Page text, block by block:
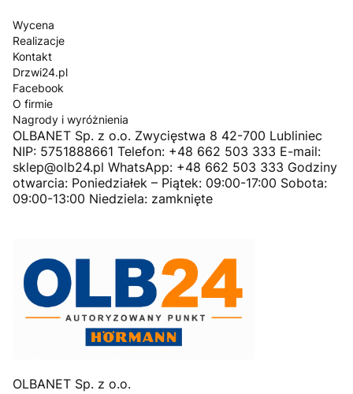
Wycena
Realizacje
Kontakt
Drzwi24.pl
Facebook
O firmie
Nagrody i wyróżnienia
OLBANET Sp. z o.o. Zwycięstwa 8 42-700 Lubliniec
NIP: 5751888661 Telefon: +48 662 503 333 E-mail:
sklep@olb24.pl WhatsApp: +48 662 503 333 Godziny
otwarcia: Poniedziałek – Piątek: 09:00-17:00 Sobota:
09:00-13:00 Niedziela: zamknięte
OLBANET Sp. z o.o.